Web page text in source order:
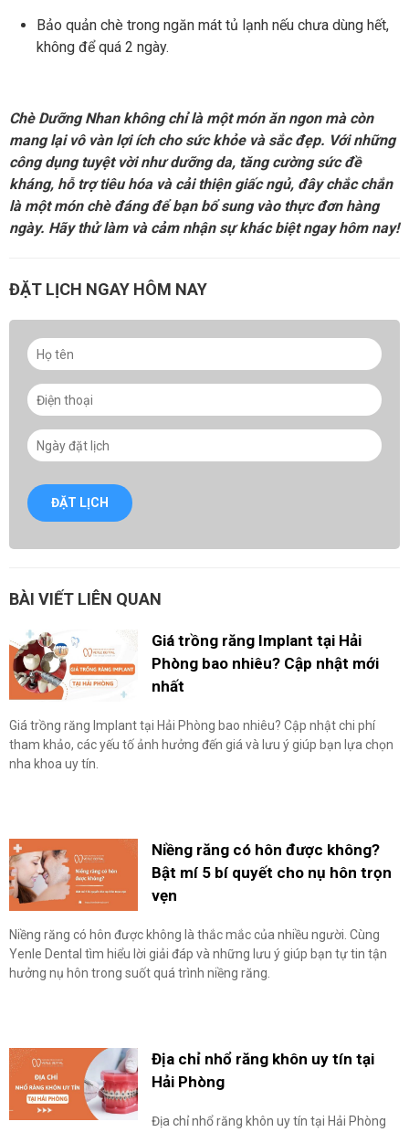
Bảo quản chè trong ngăn mát tủ lạnh nếu chưa dùng hết,
không để quá 2 ngày.
Chè Dưỡng Nhan không chỉ là một món ăn ngon mà còn
mang lại vô vàn lợi ích cho sức khỏe và sắc đẹp. Với những
công dụng tuyệt vời như dưỡng da, tăng cường sức đề
kháng, hỗ trợ tiêu hóa và cải thiện giấc ngủ, đây chắc chắn
là một món chè đáng để bạn bổ sung vào thực đơn hàng
ngày. Hãy thử làm và cảm nhận sự khác biệt ngay hôm nay!
ĐẶT LỊCH NGAY HÔM NAY
ĐẶT LỊCH
BÀI VIẾT LIÊN QUAN
Giá trồng răng Implant tại Hải
Phòng bao nhiêu? Cập nhật mới
nhất
Giá trồng răng Implant tại Hải Phòng bao nhiêu? Cập nhật chi phí
tham khảo, các yếu tố ảnh hưởng đến giá và lưu ý giúp bạn lựa chọn
nha khoa uy tín.
Niềng răng có hôn được không?
Bật mí 5 bí quyết cho nụ hôn trọn
vẹn
Niềng răng có hôn được không là thắc mắc của nhiều người. Cùng
Yenle Dental tìm hiểu lời giải đáp và những lưu ý giúp bạn tự tin tận
hưởng nụ hôn trong suốt quá trình niềng răng.
Địa chỉ nhổ răng khôn uy tín tại
Hải Phòng
Địa chỉ nhổ răng khôn uy tín tại Hải Phòng